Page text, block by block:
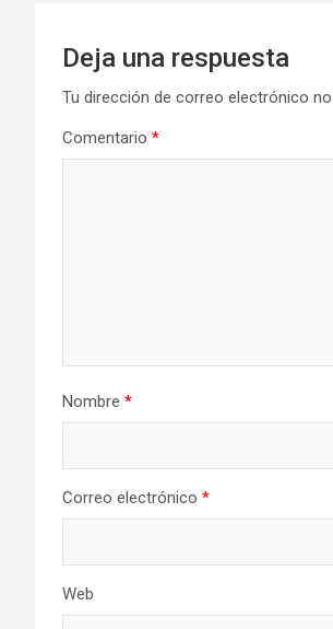
Deja una respuesta
Tu dirección de correo electrónico
Comentario *
Nombre *
Correo electrónico *
Web